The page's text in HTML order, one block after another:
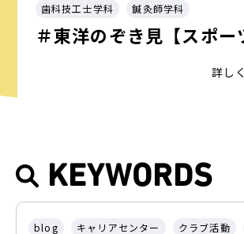
歯科技工士学科
鍼灸師学科
＃東洋のぞき見【スポー
詳し
KEYWORDS
blog キャリアセンター クラブ活動